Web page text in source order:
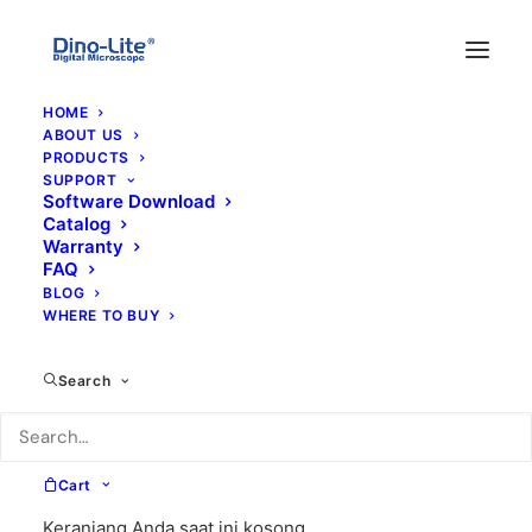
HOME
ABOUT US
PRODUCTS
SUPPORT
Software Download
Catalog
Warranty
FAQ
BLOG
WHERE TO BUY
Search
Cart